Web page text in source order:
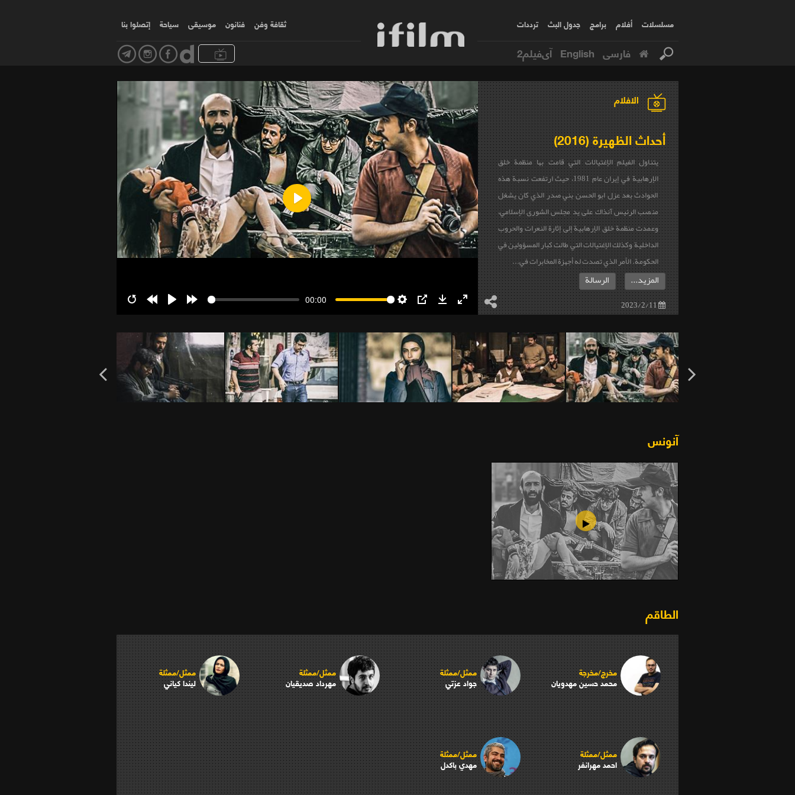
مسلسلات أفلام برامج جدول البث ترددات ثقافة وفن فنانون موسیقی سياحة إتصلوا بنا
فارسی English آی‌فیلم2
الافلام
أحداث الظهيرة (2016)
يتناول الفيلم الإغتيالات التي قامت بها منظمة خلق
الإرهابية في إيران عام 1981، حيث ارتفعت نسبة هذه
الحوادث بعد عزل ابو الحسن بني صدر الذي كان يشغل
منصب الرئيس آنذاك على يد مجلس الشورى الإسلامي،
وعمدت منظمة خلق الإرهابية إلى إثارة النعرات والحروب
الداخلية وكذلك الإغتيالات التي طالت كبار المسؤولين في
الحكومة. الأمر الذي تصدت له أجهزة المخابرات في...
2023/2/11
المزيد... الرسالة
00:00
Download
Enter
fullscreen
Play
آنونس
الطاقم
مخرج/مخرجة
محمد حسين مهدويان
ممثل/ممثلة
جواد عزتي
ممثل/ممثلة
مهرداد صديقيان
ممثل/ممثلة
ليندا كياني
ممثل/ممثلة
احمد مهرانفر
ممثل/ممثلة
مهدي باكدل